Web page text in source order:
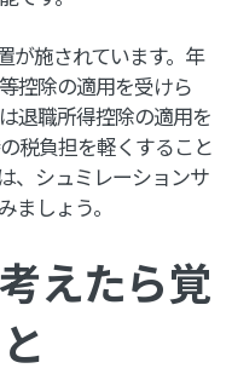
が施されています。年
控除の適用を受けら
退職所得控除の適用を
税負担を軽くすること
、シュミレーションサ
ましょう。
えたら覚